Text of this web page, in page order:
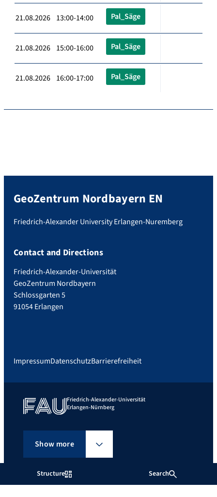
Structure Search
21.08.2026 13:00-14:00 Pal_Säge
21.08.2026 15:00-16:00 Pal_Säge
21.08.2026 16:00-17:00 Pal_Säge
GeoZentrum Nordbayern EN
Friedrich-Alexander University Erlangen-Nuremberg
Contact and Directions
Friedrich-Alexander-Universität
GeoZentrum Nordbayern
Schlossgarten 5
91054 Erlangen
ImpressumDatenschutzBarrierefreiheit
Friedrich-Alexander-Universität
Erlangen-Nürnberg
Show more